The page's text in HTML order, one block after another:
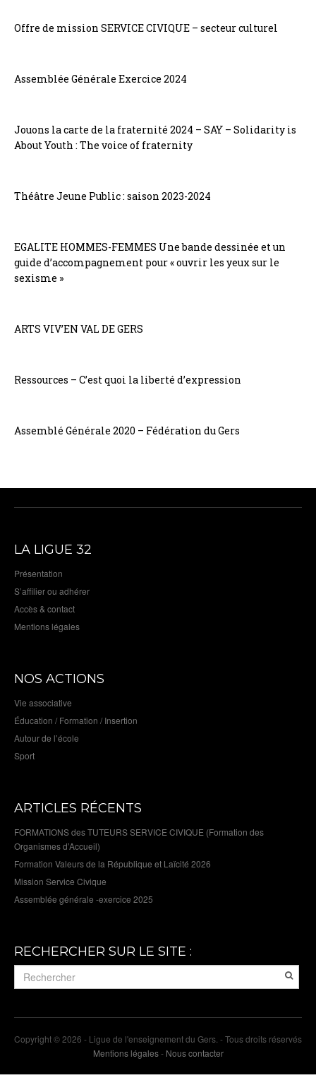
Offre de mission SERVICE CIVIQUE – secteur culturel
Assemblée Générale Exercice 2024
Jouons la carte de la fraternité 2024 – SAY – Solidarity is
About Youth : The voice of fraternity
Théâtre Jeune Public : saison 2023-2024
EGALITE HOMMES-FEMMES Une bande dessinée et un
guide d’accompagnement pour « ouvrir les yeux sur le
sexisme »
ARTS VIV’EN VAL DE GERS
Ressources – C’est quoi la liberté d’expression
Assemblé Générale 2020 – Fédération du Gers
LA LIGUE 32
Présentation
S’affilier ou adhérer
Accès & contact
Mentions légales
NOS ACTIONS
Vie associative
Éducation / Formation / Insertion
Autour de l’école
Sport
ARTICLES RÉCENTS
FORMATIONS des TUTEURS SERVICE CIVIQUE (Formation des
Organismes d’Accueil)
Formation Valeurs de la République et Laïcité 2026
Mission Service Civique
Assemblée générale -exercice 2025
RECHERCHER SUR LE SITE :
Copyright © 2026 - Ligue de l'enseignement du Gers. - Tous droits réservés
Mentions légales- Nous contacter